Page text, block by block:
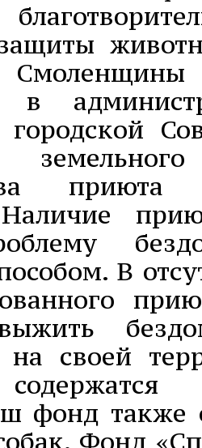
в
городской
В
своей
фонд также
Фонд